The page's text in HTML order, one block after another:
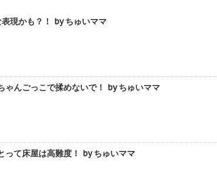
現かも？！ by ちゅいママ
ゃんごっこで揉めないで！ by ちゅいママ
って床屋は高難度！ by ちゅいママ